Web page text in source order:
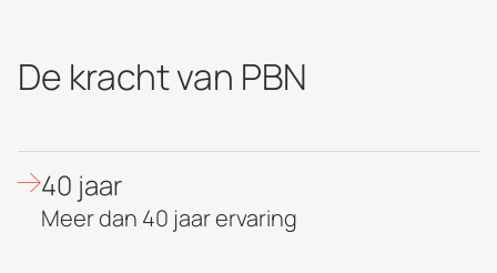
De kracht van PBN
40 jaar
Meer dan 40 jaar ervaring